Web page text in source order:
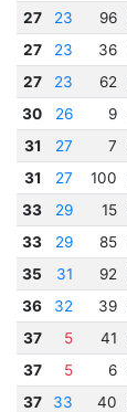
27
23 96
27
23 36
27
23 62
30
26 9
31
27 7
31
27 100
33
29 15
33
29 85
35
31 92
36
32 39
37
5 41
37
5 6
37
33 40